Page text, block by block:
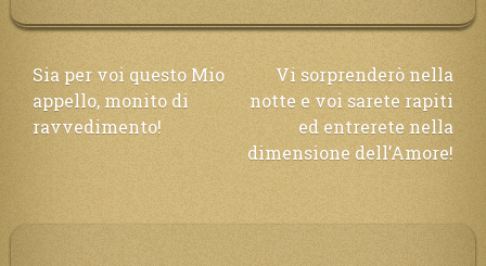
Navigazione
articoli
Sia per voi questo Mio
appello, monito di
ravvedimento!
Vi sorprenderò nella
notte e voi sarete rapiti
ed entrerete nella
dimensione dell’Amore!